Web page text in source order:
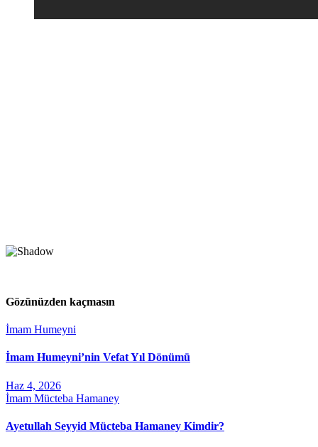
Gözünüzden kaçmasın
İmam Humeyni
İmam Humeyni’nin Vefat Yıl Dönümü
Haz 4, 2026
İmam Mücteba Hamaney
Ayetullah Seyyid Mücteba Hamaney Kimdir?